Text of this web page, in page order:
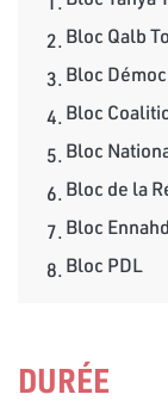
2.Bloc Qalb
3.Bloc
4.Bloc
5.Bloc
6.Bloc de la
7.Bloc
8.Bloc PDL
DURÉE